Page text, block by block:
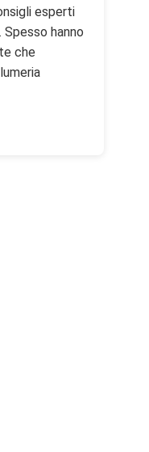
esperti
hanno
che